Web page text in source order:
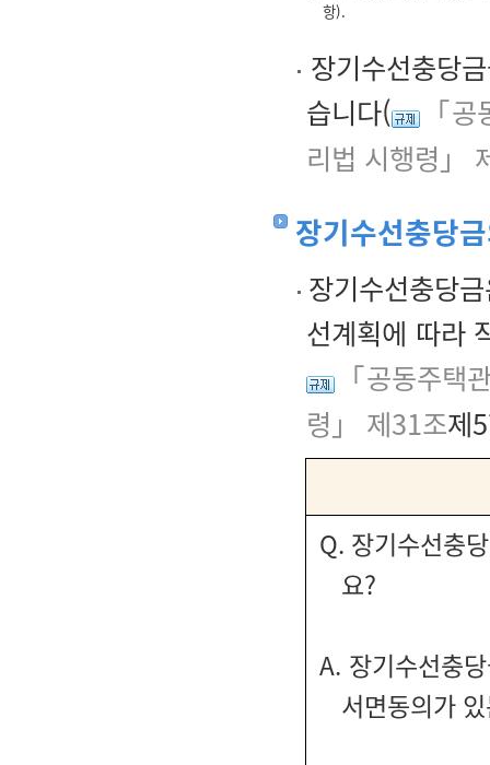
항).
장기수선충당
습니다(
「
리법 시행령」
장기수선충당
장기수선충당
선계획에 따라
「공동주택
령」 제31조제
Q. 장기수선충
요?
A. 장기수선충
서면동의가